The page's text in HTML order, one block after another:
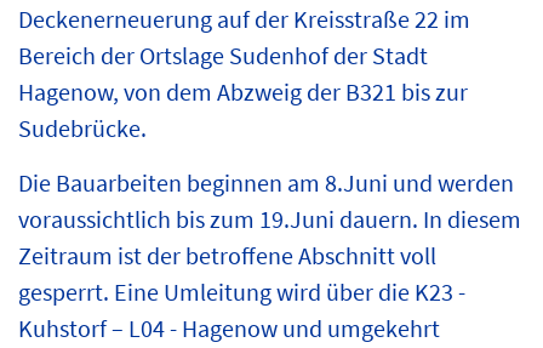
Deckenerneuerung auf der Kreisstraße 22 im
Bereich der Ortslage Sudenhof der Stadt
Hagenow, von dem Abzweig der B321 bis zur
Sudebrücke.
Die Bauarbeiten beginnen am 8.Juni und werden
voraussichtlich bis zum 19.Juni dauern. In diesem
Zeitraum ist der betroffene Abschnitt voll
gesperrt. Eine Umleitung wird über die K23 -
Kuhstorf – L04 - Hagenow und umgekehrt